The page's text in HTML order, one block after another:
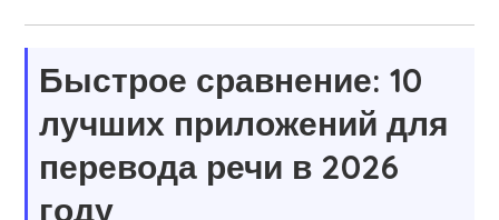
Быстрое сравнение: 10
лучших приложений для
перевода речи в 2026
году